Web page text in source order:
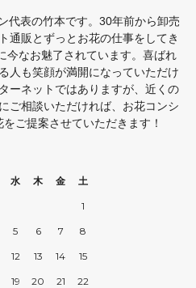
代表の竹本です。30年前から卸売
通販とずっとお花の仕事をしてき
なお魅了されています。喜ばれ
人も笑顔が満開になっていただけ
ーネットではありますが、近くの
ご相談いただければ、お花コンシ
ご提案させていただきます！
水 木 金 土
1
5 6 7 8
12 13 14 15
19 20 21 22